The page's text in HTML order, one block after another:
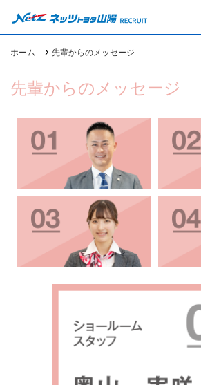
ホーム › 先輩からのメッセージ
先輩からのメッセージ